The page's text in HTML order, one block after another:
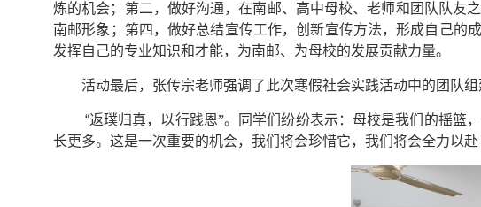
炼的机会；第二，做好沟通，在南邮、高中母校、老师和团队队友
南邮形象；第四，做好总结宣传工作，创新宣传方法，形成自己的
发挥自己的专业知识和才能，为南邮、为母校的发展贡献力量。
活动最后，张传宗老师强调了此次寒假社会实践活动中的团队
“返璞归真，以行践恩”。同学们纷纷表示：母校是我们的摇篮
长更多。这是一次重要的机会，我们将会珍惜它，我们将会全力以赴